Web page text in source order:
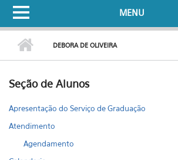
MENU
DEBORA DE OLIVEIRA
Seção de Alunos
Apresentação do Serviço de Graduação
Atendimento
Agendamento